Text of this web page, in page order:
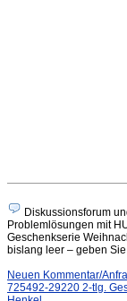
Diskussionsforum
Problemlösungen mit
Geschenkserie
bislang leer – geben
Neuen Kommentar/
725492-29220 2-tlg.